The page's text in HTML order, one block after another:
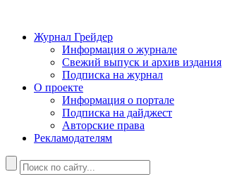
Журнал Грейдер
Информация о журнале
Свежий выпуск и архив издания
Подписка на журнал
О проекте
Информация о портале
Подписка на дайджест
Авторские права
Рекламодателям